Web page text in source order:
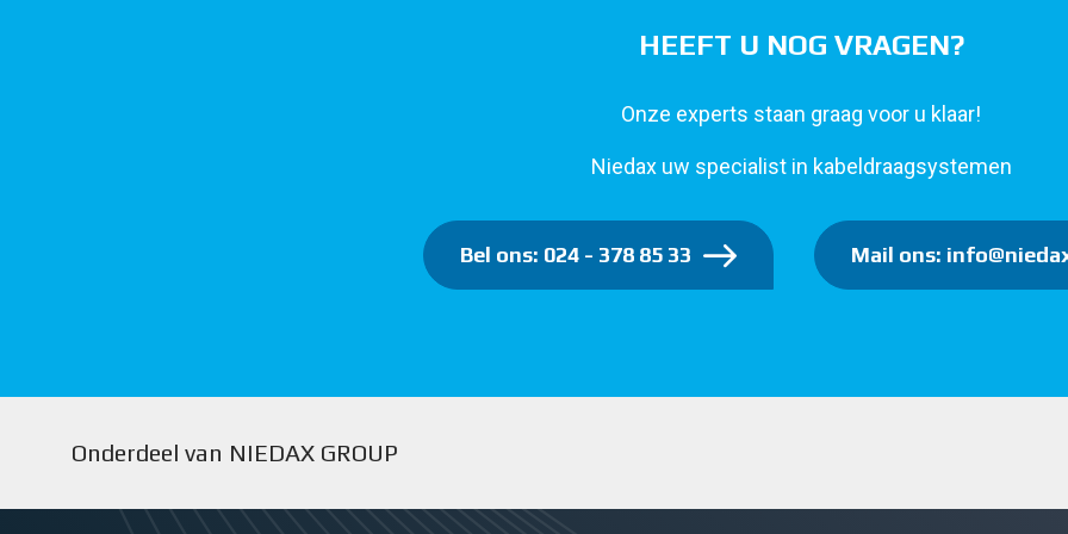
HEEFT U NOG VRAGEN?
Onze experts staan graag voor u klaar!
Niedax uw specialist in kabeldraagsystemen
Bel ons: 024 - 378 85 33 Mail ons:
Onderdeel van NIEDAX GROUP